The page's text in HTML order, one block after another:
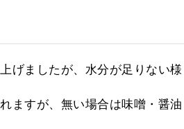
げましたが、水分が足りない様
ますが、無い場合は味噌・醤油